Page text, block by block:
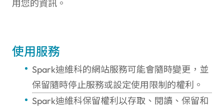
用您的資訊。
使用服務
Spark迪維科的網站服務可能會隨時變更，並
保留隨時停止服務或設定使用限制的權利。
Spark迪維科保留權利以存取、閱讀、保留和